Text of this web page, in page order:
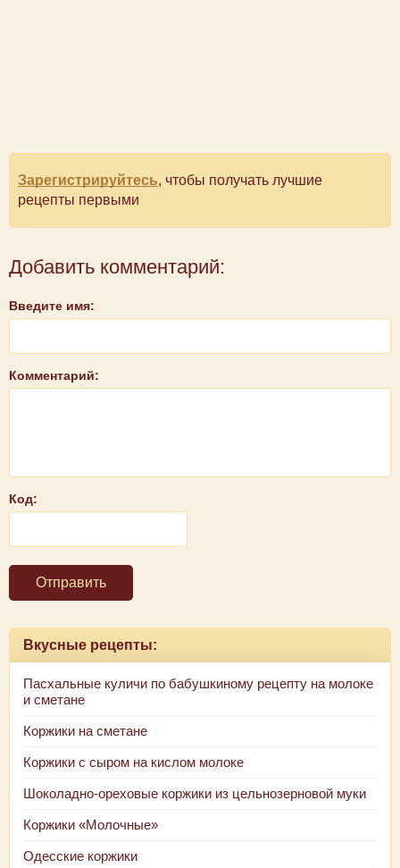
Зарегистрируйтесь, чтобы получать лучшие
рецепты первыми
Добавить комментарий:
Введите имя:
Комментарий:
Код:
Отправить
Вкусные рецепты:
Пасхальные куличи по бабушкиному рецепту на молоке
и сметане
Коржики на сметане
Коржики с сыром на кислом молоке
Шоколадно-ореховые коржики из цельнозерновой муки
Коржики «Молочные»
Одесские коржики